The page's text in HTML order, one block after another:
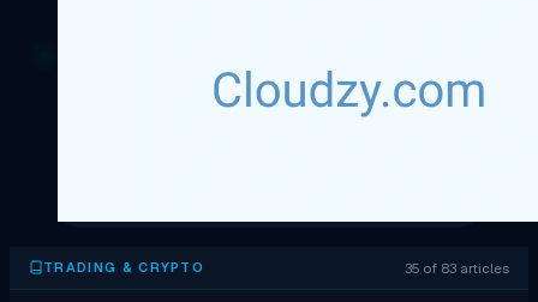
TRADING & CRYPTO 35 of 83 articles